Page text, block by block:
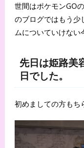
世間はポケモンGO
のブログではもう少
ムについていけな
先日は姫路美
日でした。
初めましての方もち